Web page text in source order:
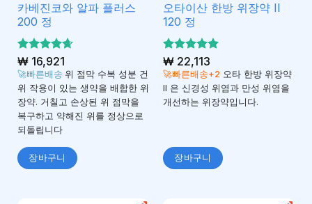
카베진코와 알파 플러스
200 정
5 중에서
4.65로 평
가됨
₩16,921
🚀빠른배송 위 점막 수복 성분 건
위 작용이 있는 생약을 배합한 위
장약. 거칠고 손상된 위 점막을
복구하고 약해진 위를 정상으로
되돌립니다
장바구니
오타이산 한방 위장약 II
120 정
5 중에서
5로 평가
됨
₩22,113
🚀빠른배송+2오타 한방 위장약
II 은 신경성 위염과 만성 위염을
개선하는 위장약입니다.
장바구니